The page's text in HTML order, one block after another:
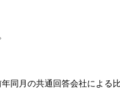
同月の共通回答会社による